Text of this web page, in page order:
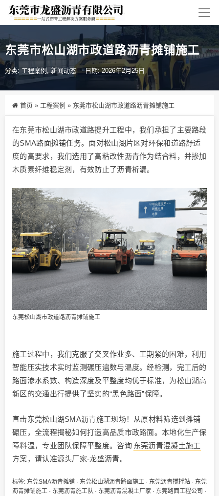
东莞市松山湖市政道路沥青摊铺施工
分类: 工程案例 , 新闻动态 日期: 2026年2月25日
首页 » 工程案例 » 东莞市松山湖市政道路沥青摊铺施工
在东莞市松山湖市政道路提升工程中，我们承担了主要路段
的SMA路面摊铺任务。面对松山湖片区对环保和道路舒适
度的高要求，我们选用了高粘改性沥青作为结合料，并掺加
木质素纤维稳定剂，有效防止了沥青析漏。
东莞松山湖市政道路沥青摊铺施工
施工过程中，我们克服了交叉作业多、工期紧的困难，利用
智能压实技术实时监测碾压遍数与温度。经检测，完工后的
路面渗水系数、构造深度及平整度均优于标准，为松山湖高
新区的交通出行提供了坚实的“黑色路面”保障。
直击东莞松山湖SMA沥青施工现场！从原材料筛选到摊铺
碾压，全流程揭秘如何打造高品质市政路面。本地化生产保
障料温，专业团队保障平整度。咨询 东莞沥青混凝土施工
方案，请认准源头厂家-龙盛沥青。
标签: 东莞SMA沥青摊铺 · 东莞松山湖沥青路面施工 · 东莞沥青搅拌站 · 东莞
沥青摊铺施工 · 东莞沥青施工队 · 东莞沥青混凝土厂家 · 东莞路面工程公司 ·